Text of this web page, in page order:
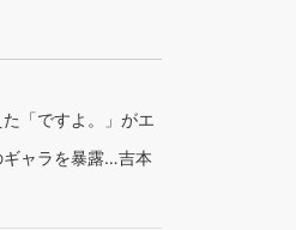
「ですよ。」がエ
ギャラを暴露…吉本